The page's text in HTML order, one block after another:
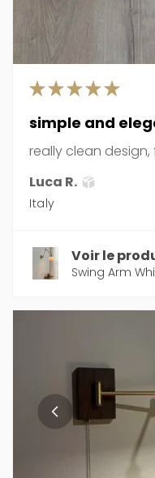
★★★★★
simple and
really clean
Luca R.
Italy
Voir le
Swing Arm